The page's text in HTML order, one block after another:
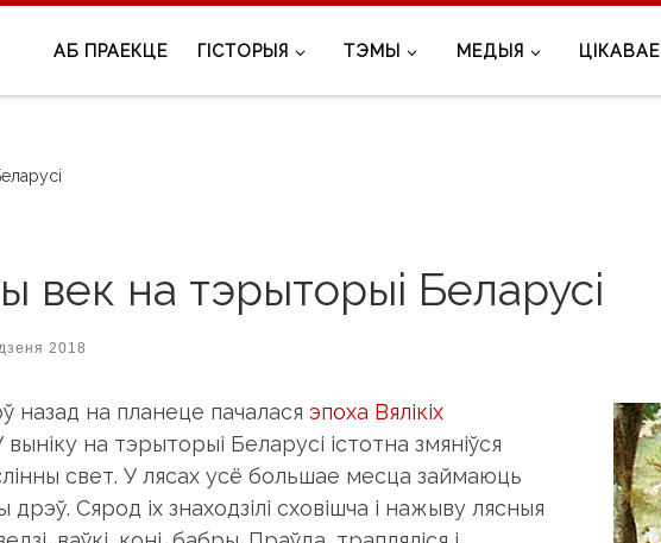
АБ ПРАЕКЦЕ ГІСТОРЫЯ ТЭМЫ МЕДЫЯ ЦІКАВАЕ
век на тэрыторыі Беларусі
2018
назад на планеце пачалася эпоха Вялікіх
выніку на тэрыторыі Беларусі істотна змяніўся
свет. У лясах усё большае месца займаюць
Сярод іх знаходзілі сховішча і нажыву лясныя